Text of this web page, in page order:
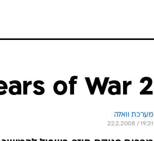
of War 2
מערכת וואלה
22.2.2008 / 19:31